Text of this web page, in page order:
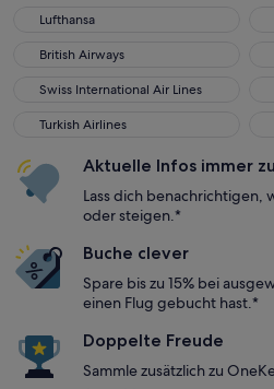
Lufthansa
Lufthansa
British Airways
British Airways
Swiss International Air Lines
Swiss International Air Lines
Turkish Airlines
Turkish Airlines
Aktuelle Infos immer
Lass dich benachrichtigen,
oder steigen.*
Buche clever
Spare bis zu 15% bei
einen Flug gebucht hast.*
Doppelte Freude
Sammle zusätzlich zu